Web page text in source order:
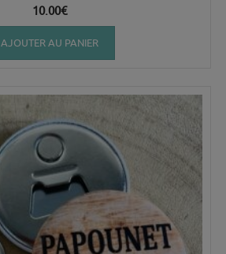
10.00€
AJOUTER AU PANIER